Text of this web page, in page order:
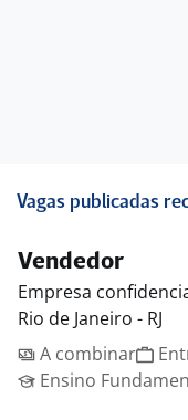
Vagas publicadas
Vendedor
Empresa
Rio de Janeiro - RJ
A combinar
Ensino